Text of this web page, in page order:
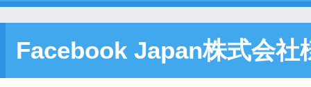
Facebook Japan株式会社